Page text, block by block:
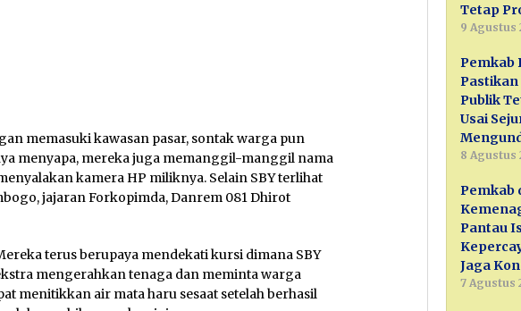
memasuki kawasan pasar, sontak warga pun
menyapa, mereka juga memanggil-manggil nama
kamera HP miliknya. Selain SBY terlihat
jajaran Forkopimda, Danrem 081 Dhirot
terus berupaya mendekati kursi dimana SBY
mengerahkan tenaga dan meminta warga
menitikkan air mata haru sesaat setelah berhasil
Tetap
9 Agustus
Pemkab
Pastikan
Publik
Usai
8 Agustus
Pemkab
Pantau
Jaga
7 Agustus